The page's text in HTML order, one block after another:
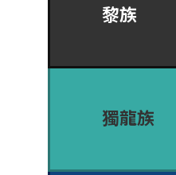
黎族
獨龍族